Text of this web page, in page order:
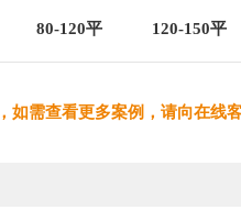
80-120平 120-150平
如需查看更多案例，请向在线